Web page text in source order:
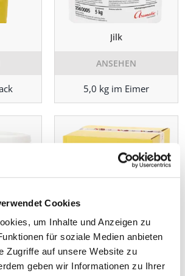
Cookies
um Inhalte und Anzeigen zu
für soziale Medien anbieten
Zugriffe auf unsere Website zu
geben wir Informationen zu Ihrer
Jilk
ANSEHEN
5,0 kg im Eimer
Lindener Backpulver
ANSEHEN